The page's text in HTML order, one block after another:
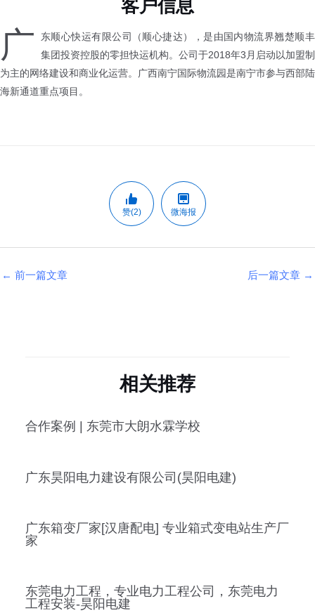
客户信息
广
东顺心快运有限公司（顺心捷达），是由国内物流界翘楚顺丰
集团投资控股的零担快运机构。公司于2018年3月启动以加盟制
为主的网络建设和商业化运营。广西南宁国际物流园是南宁市参与西部陆
海新通道重点项目。
赞(2) 微海报
← 前一篇文章 后一篇文章 →
相关推荐
合作案例 | 东莞市大朗水霖学校
广东昊阳电力建设有限公司(昊阳电建)
广东箱变厂家[汉唐配电] 专业箱式变电站生产厂
家
东莞电力工程，专业电力工程公司，东莞电力
工程安装-昊阳电建